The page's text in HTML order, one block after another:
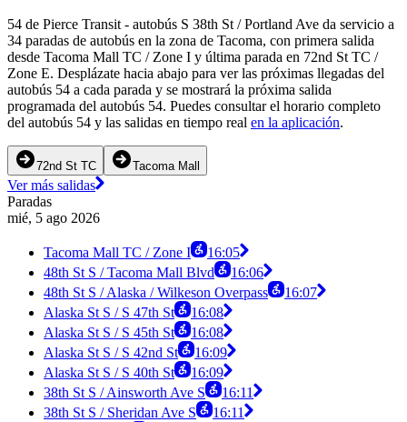
54 de Pierce Transit - autobús S 38th St / Portland Ave da servicio a
34 paradas de autobús en la zona de Tacoma, con primera salida
desde Tacoma Mall TC / Zone I y última parada en 72nd St TC /
Zone E. Desplázate hacia abajo para ver las próximas llegadas del
autobús 54 a cada parada y se mostrará la próxima salida
programada del autobús 54. Puedes consultar el horario completo
del autobús 54 y las salidas en tiempo real en la aplicación.
72nd St TC Tacoma Mall
Ver más salidas
Paradas
mié, 5 ago 2026
Tacoma Mall TC / Zone I
16:05
48th St S / Tacoma Mall Blvd
16:06
48th St S / Alaska / Wilkeson Overpass
16:07
Alaska St S / S 47th St
16:08
Alaska St S / S 45th St
16:08
Alaska St S / S 42nd St
16:09
Alaska St S / S 40th St
16:09
38th St S / Ainsworth Ave S
16:11
38th St S / Sheridan Ave S
16:11